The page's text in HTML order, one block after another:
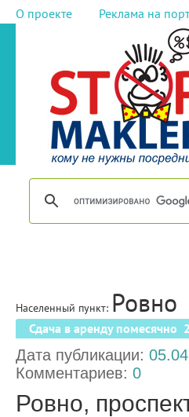
О проекте Реклама на
Населенный пункт: Ровно
Сдача в аренду помесячно
Дата публикации:
Комментариев: 0
Ровно,